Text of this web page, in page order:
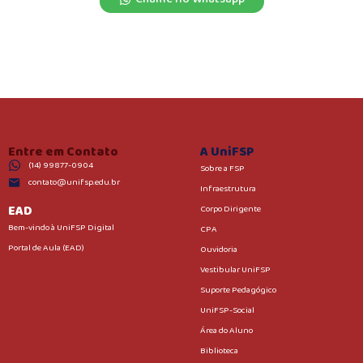
Entre em Contato
(14) 99877-0904
contato@unifsp.edu.br
EAD
Bem-vindo à UniFSP Digital
Portal de Aula (EAD)
A UniFSP
Sobre a FSP
Infraestrutura
Corpo Dirigente
CPA
Ouvidoria
Vestibular UniFSP
Suporte Pedagógico
UniFSP-Social
Área do Aluno
Biblioteca